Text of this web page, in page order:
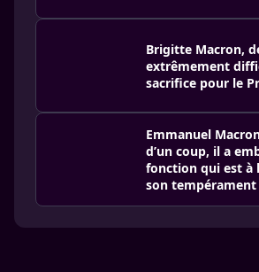
Brigitte Macron,
extrêmement
sacrifice pour le
Emmanuel
d’un coup, il a
fonction qui est à
son tempérament